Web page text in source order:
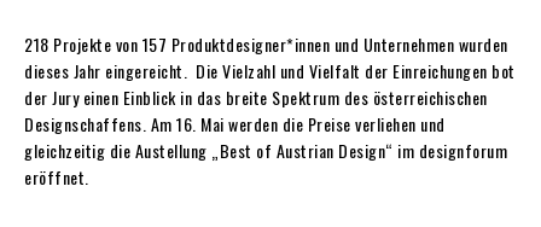
218 Projekte von 157 Produktdesigner*innen und Unternehmen wurden
dieses Jahr eingereicht. Die Vielzahl und Vielfalt der Einreichungen bot
der Jury einen Einblick in das breite Spektrum des österreichischen
Designschaffens. Am 16. Mai werden die Preise verliehen und
gleichzeitig die Austellung „Best of Austrian Design“ im designforum
eröffnet.